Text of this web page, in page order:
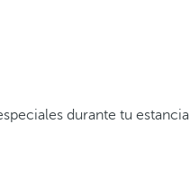
durante tu estancia